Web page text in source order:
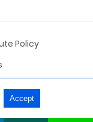
Policy
Version
Accept